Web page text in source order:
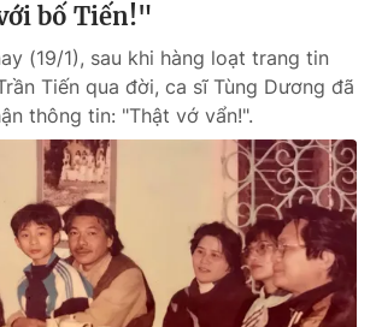
bố Tiến!"
(19/1), sau khi hàng loạt trang tin
Tiến qua đời, ca sĩ Tùng Dương đã
thông tin: "Thật vớ vẩn!".